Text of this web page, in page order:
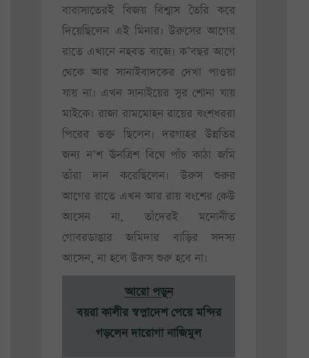
বারাসাতেরই বিজয় বিশ্বাস তৈরি করে
দিয়েছিলেন এই মিনার। উরুসের আগের
রাতে এখানে নহবত বাজে। ক’বছর আগে
থেকে আর সানাইবাদকের দেখা পাওয়া
যায় না। এখন সানাইয়ের সুর শোনা যায়
মাইকে। রাজা রামমোহন রায়ের বংশধররা
পিরের ভক্ত ছিলেন। দরগাহর উন্নতির
জন্য ন’শ ঊনত্রিশ বিঘে পাঁচ কাঠা জমি
তাঁরা দান করেছিলেন। উরুস শুরুর
আগের রাতে এখন আর রায় বংশের কেউ
আসেন না, তাঁদেরই মনোনীত
গোবরডাঙার জমিদার বাড়ির সদস্য
আসেন, না হলে উরুস শুরু হবে না।
আরো পড়ুন
বয়রা কালীর স্বপ্নাদেশ পেয়ে মন্দির
গড়লেন দারোগা নাজিমুল